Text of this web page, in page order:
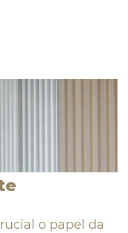
o papel da